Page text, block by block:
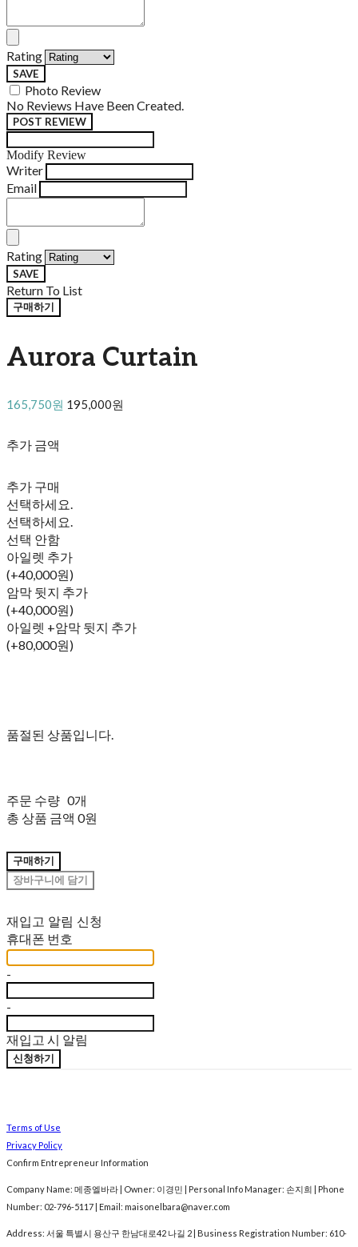
Rating
SAVE
Photo Review
No Reviews Have Been Created.
POST REVIEW
Modify Review
Writer
Email
Rating
SAVE
Return To List
구매하기
Aurora Curtain
165,750원 195,000원
추가 금액
추가 구매
선택하세요.
선택하세요.
선택 안함
아일렛 추가
(+40,000원)
암막 뒷지 추가
(+40,000원)
아일렛 +암막 뒷지 추가
(+80,000원)
품절된 상품입니다.
주문 수량 0개
총 상품 금액 0원
구매하기
장바구니에 담기
재입고 알림 신청
휴대폰 번호
-
-
재입고 시 알림
신청하기
Terms of Use
Privacy Policy
Confirm Entrepreneur Information
Company Name: 메종엘바라 | Owner: 이경민 | Personal Info Manager: 손지희 | Phone
Number: 02-796-5117 | Email: maisonelbara@naver.com
Address: 서울 특별시 용산구 한남대로42 나길 2 | Business Registration Number: 610-